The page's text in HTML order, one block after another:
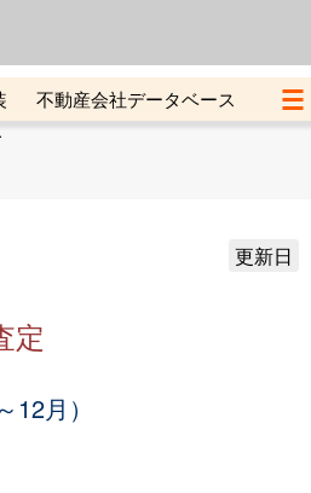
不動産会社データベース
更新日
定
月）